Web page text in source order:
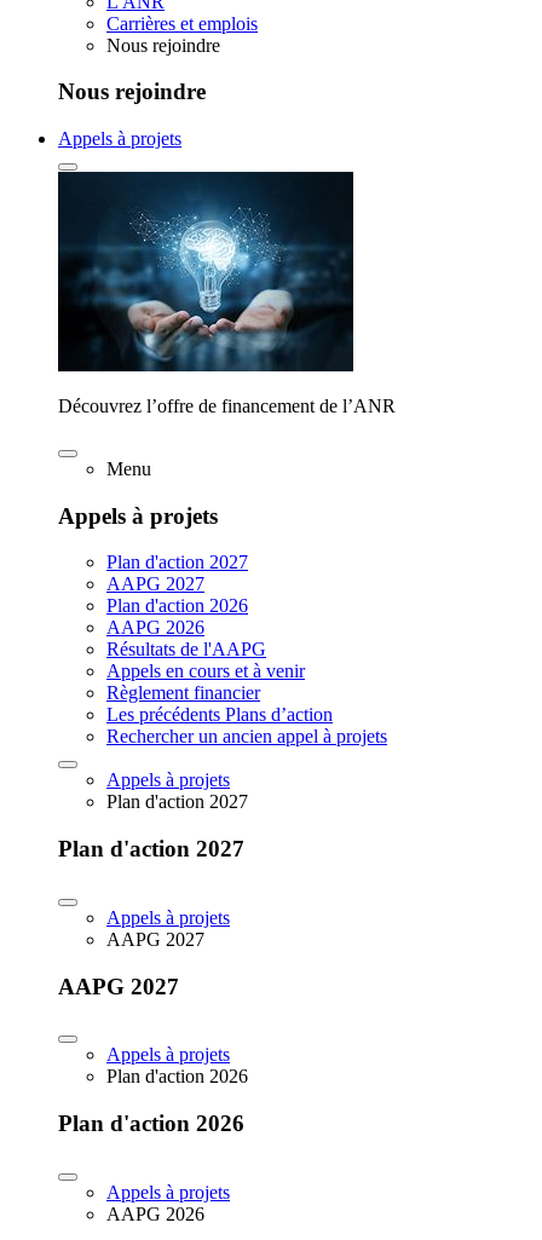
Carrières et emplois
Nous rejoindre
Nous rejoindre
Appels à projets
Découvrez l’offre de financement de l’ANR
Menu
Appels à projets
Plan d'action 2027
AAPG 2027
Plan d'action 2026
AAPG 2026
Résultats de l'AAPG
Appels en cours et à venir
Règlement financier
Les précédents Plans d’action
Rechercher un ancien appel à projets
Appels à projets
Plan d'action 2027
Plan d'action 2027
Appels à projets
AAPG 2027
AAPG 2027
Appels à projets
Plan d'action 2026
Plan d'action 2026
Appels à projets
AAPG 2026